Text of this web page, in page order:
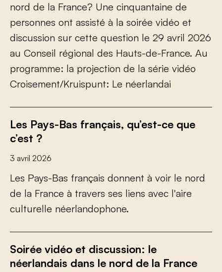
nord de la France? Une cinquantaine de
personnes ont assisté à la soirée vidéo et
discussion sur cette question le 29 avril 2026
au Conseil régional des Hauts-de-France. Au
programme: la projection de la série vidéo
Croisement/Kruispunt: Le néerlandai
Les Pays-Bas français, qu’est-ce que
c’est ?
3 avril 2026
Les Pays-Bas français donnent à voir le nord
de la France à travers ses liens avec l'aire
culturelle néerlandophone.
Soirée vidéo et discussion: le
néerlandais dans le nord de la France